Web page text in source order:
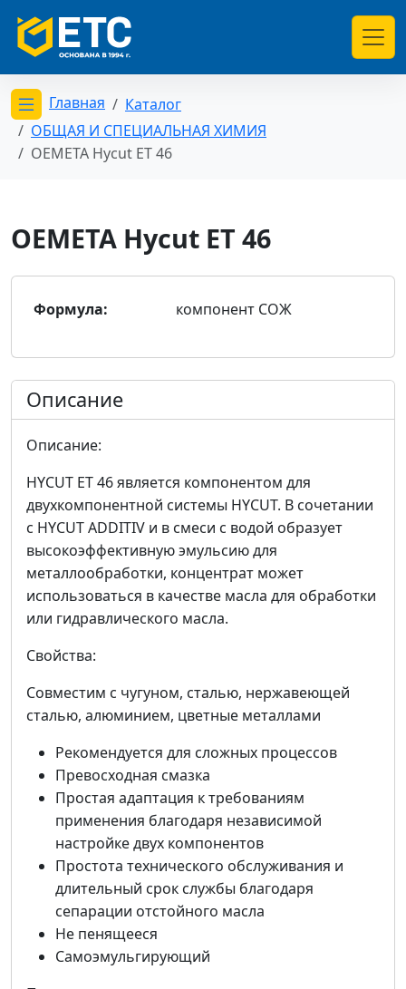
Открыть меню категорий
Главная
Каталог
ОБЩАЯ И СПЕЦИАЛЬНАЯ ХИМИЯ
OEMETA Hycut ET 46
OEMETA Hycut ET 46
Формула: компонент СОЖ
Описание
Описание:
HYCUT ET 46 является компонентом для
двухкомпонентной системы HYCUT. В сочетании
с HYCUT ADDITIV и в смеси с водой образует
высокоэффективную эмульсию для
металлообработки, концентрат может
использоваться в качестве масла для обработки
или гидравлического масла.
Свойства:
Совместим с чугуном, сталью, нержавеющей
сталью, алюминием, цветные металлами
Рекомендуется для сложных процессов
Превосходная смазка
Простая адаптация к требованиям
применения благодаря независимой
настройке двух компонентов
Простота технического обслуживания и
длительный срок службы благодаря
сепарации отстойного масла
Не пенящееся
Самоэмульгирующий